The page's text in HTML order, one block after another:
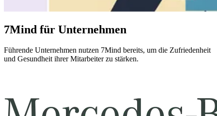
7Mind für Unternehmen
Führende Unternehmen nutzen 7Mind bereits, um die Zufriedenheit
und Gesundheit ihrer Mitarbeiter zu stärken.